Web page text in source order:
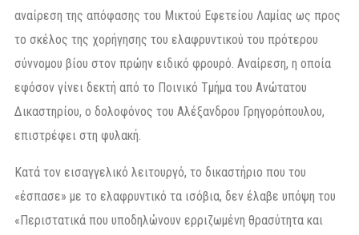
αναίρεση της απόφασης του Μικτού Εφετείου Λαμίας ως προς
το σκέλος της χορήγησης του ελαφρυντικού του πρότερου
σύννομου βίου στον πρώην ειδικό φρουρό. Αναίρεση, η οποία
εφόσον γίνει δεκτή από το Ποινικό Τμήμα του Ανώτατου
Δικαστηρίου, ο δολοφόνος του Αλέξανδρου Γρηγορόπουλου,
επιστρέφει στη φυλακή.
Κατά τον εισαγγελικό λειτουργό, το δικαστήριο που του
«έσπασε» με το ελαφρυντικό τα ισόβια, δεν έλαβε υπόψη του
«Περιστατικά που υποδηλώνουν ερριζωμένη θρασύτητα και